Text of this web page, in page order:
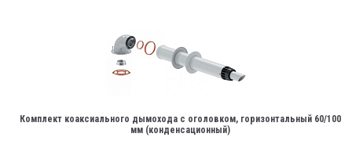
Комплект коаксиального дымохода с оголовком, горизонтальный 60/100
мм (конденсационный)